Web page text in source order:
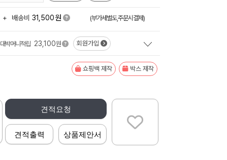
+ 배송비 31,500원 (부가세별도,주문시결제)
대박머니적립 23,100원 회원가입
쇼핑백 제작 박스 제작
견적요청
견적출력 상품제안서